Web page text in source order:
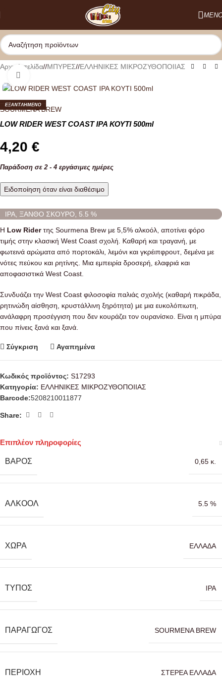
Αρχική σελίδα/ ΜΠΥΡΕΣ/ ΕΛΛΗΝΙΚΕΣ ΜΙΚΡΟΖΥΘΟΠΟΙΙΑΣ
ΕΞΑΝΤΛΗΜΕΝO
SOURMENA BREW
LOW RIDER WEST COAST IPA ΚΟΥΤΙ 500ml
4,20 €
Παράδοση σε 2 - 4 εργάσιμες ημέρες
Ειδοποίηση όταν είναι διαθέσιμο
IPA, ΞΑΝΘΟ ΣΚΟΥΡΟ, 5.5 %
Η Low Riderτης Sourmena Brew με 5,5% αλκοόλ, αποτίνει φόρο
τιμής στην κλασική West Coast σχολή. Καθαρή και τραγανή, με
φωτεινά αρώματα από πορτοκάλι, λεμόνι και γκρέιπφρουτ, δεμένα με
νότες πεύκου και ρητίνης. Μια εμπειρία δροσερή, ελαφριά και
αποφασιστικά West Coast.
Συνδυάζει την West Coast φιλοσοφία παλιάς σχολής (καθαρή πικράδα,
ρητινώδη αίσθηση, κρυστάλλινη ξηρότητα) με μια ευκολόπιωτη,
ανάλαφρη προσέγγιση που δεν κουράζει τον ουρανίσκο. Είναι η μπύρα
που πίνεις ξανά και ξανά.
Σύγκριση Αγαπημένα
Κωδικός προϊόντος: S17293
Κατηγορία: ΕΛΛΗΝΙΚΕΣ ΜΙΚΡΟΖΥΘΟΠΟΙΙΑΣ
Barcode:5208210011877
Share:
Επιπλέον πληροφορίες
ΒΆΡΟΣ 0,65 κ.
ΑΛΚΟΌΛ 5.5 %
ΧΏΡΑ ΕΛΛΑΔΑ
ΤΎΠΟΣ IPA
ΠΑΡΑΓΩΓΌΣ SOURMENA BREW
ΠΕΡΙΟΧΉ ΣΤΕΡΕΑ ΕΛΛΑΔΑ